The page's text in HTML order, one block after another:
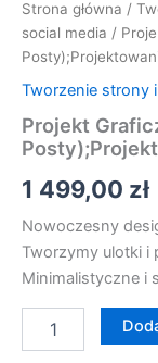
Strona główna /
social media /
Tworzenie strony
Projekt
1 499,00 zł
Nowoczesny
Tworzymy ulotki i
Minimalistyczne i